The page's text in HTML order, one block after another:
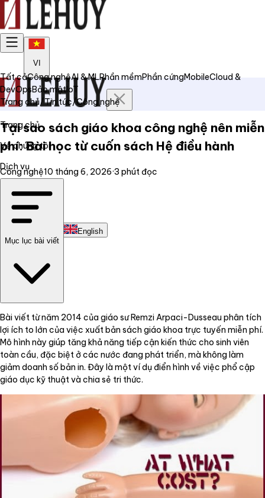
VI
Trang chủ
Về chúng tôi
Dịch vụ
Liên hệ
English
Tất cảCông nghệAI & MLPhần mềmPhần cứngMobileCloud &
DevOpsBảo mậtIoT
Trang chủ/Tin tức/Công nghệ
Tại sao sách giáo khoa công nghệ nên miễn
phí: Bài học từ cuốn sách Hệ điều hành
Công nghệ10 tháng 6, 2026·3 phút đọc
Mục lục bài viết
Bài viết từ năm 2014 của giáo sư Remzi Arpaci-Dusseau phân tích
lợi ích to lớn của việc xuất bản sách giáo khoa trực tuyến miễn phí.
Mô hình này giúp tăng khả năng tiếp cận kiến thức cho sinh viên
toàn cầu, đặc biệt ở các nước đang phát triển, mà không làm
giảm doanh số bản in. Đây là một ví dụ điển hình về việc phổ cập
giáo dục kỹ thuật và chia sẻ tri thức.